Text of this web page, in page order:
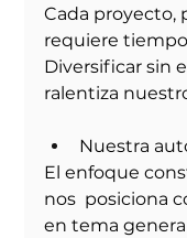
Cada proyecto,
requiere
Diversificar sin
ralentiza
Nuestra
El enfoque
nos  posiciona
en tema